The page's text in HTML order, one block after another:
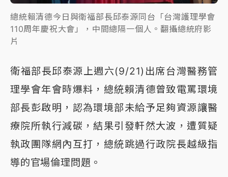
總統賴清德今日與衛福部長邱泰源同台「台灣護理學會
110周年慶祝大會」，中間總隔一個人。翻攝總統府影
片
衛福部長邱泰源上週六(9/21)出席台灣醫務管
理學會年會時爆料，總統賴清德曾致電罵環境
部長彭啟明，認為環境部未給予足夠資源讓醫
療院所執行減碳，結果引發軒然大波，遭質疑
執政團隊網內互打，總統跳過行政院長越級指
導的官場倫理問題。